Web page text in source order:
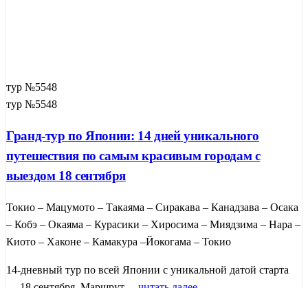
тур №5548
тур №5548
Гранд-тур по Японии: 14 дней уникального
путешествия по самым красивым городам с
выездом 18 сентября
Токио – Мацумото – Такаяма – Сиракава – Канадзава – Осака
– Кобэ – Окаяма – Курасики – Хиросима – Миядзима – Нара –
Киото – Хаконе – Камакура –Йокогама – Токио
14-дневный тур по всей Японии с уникальной датой старта